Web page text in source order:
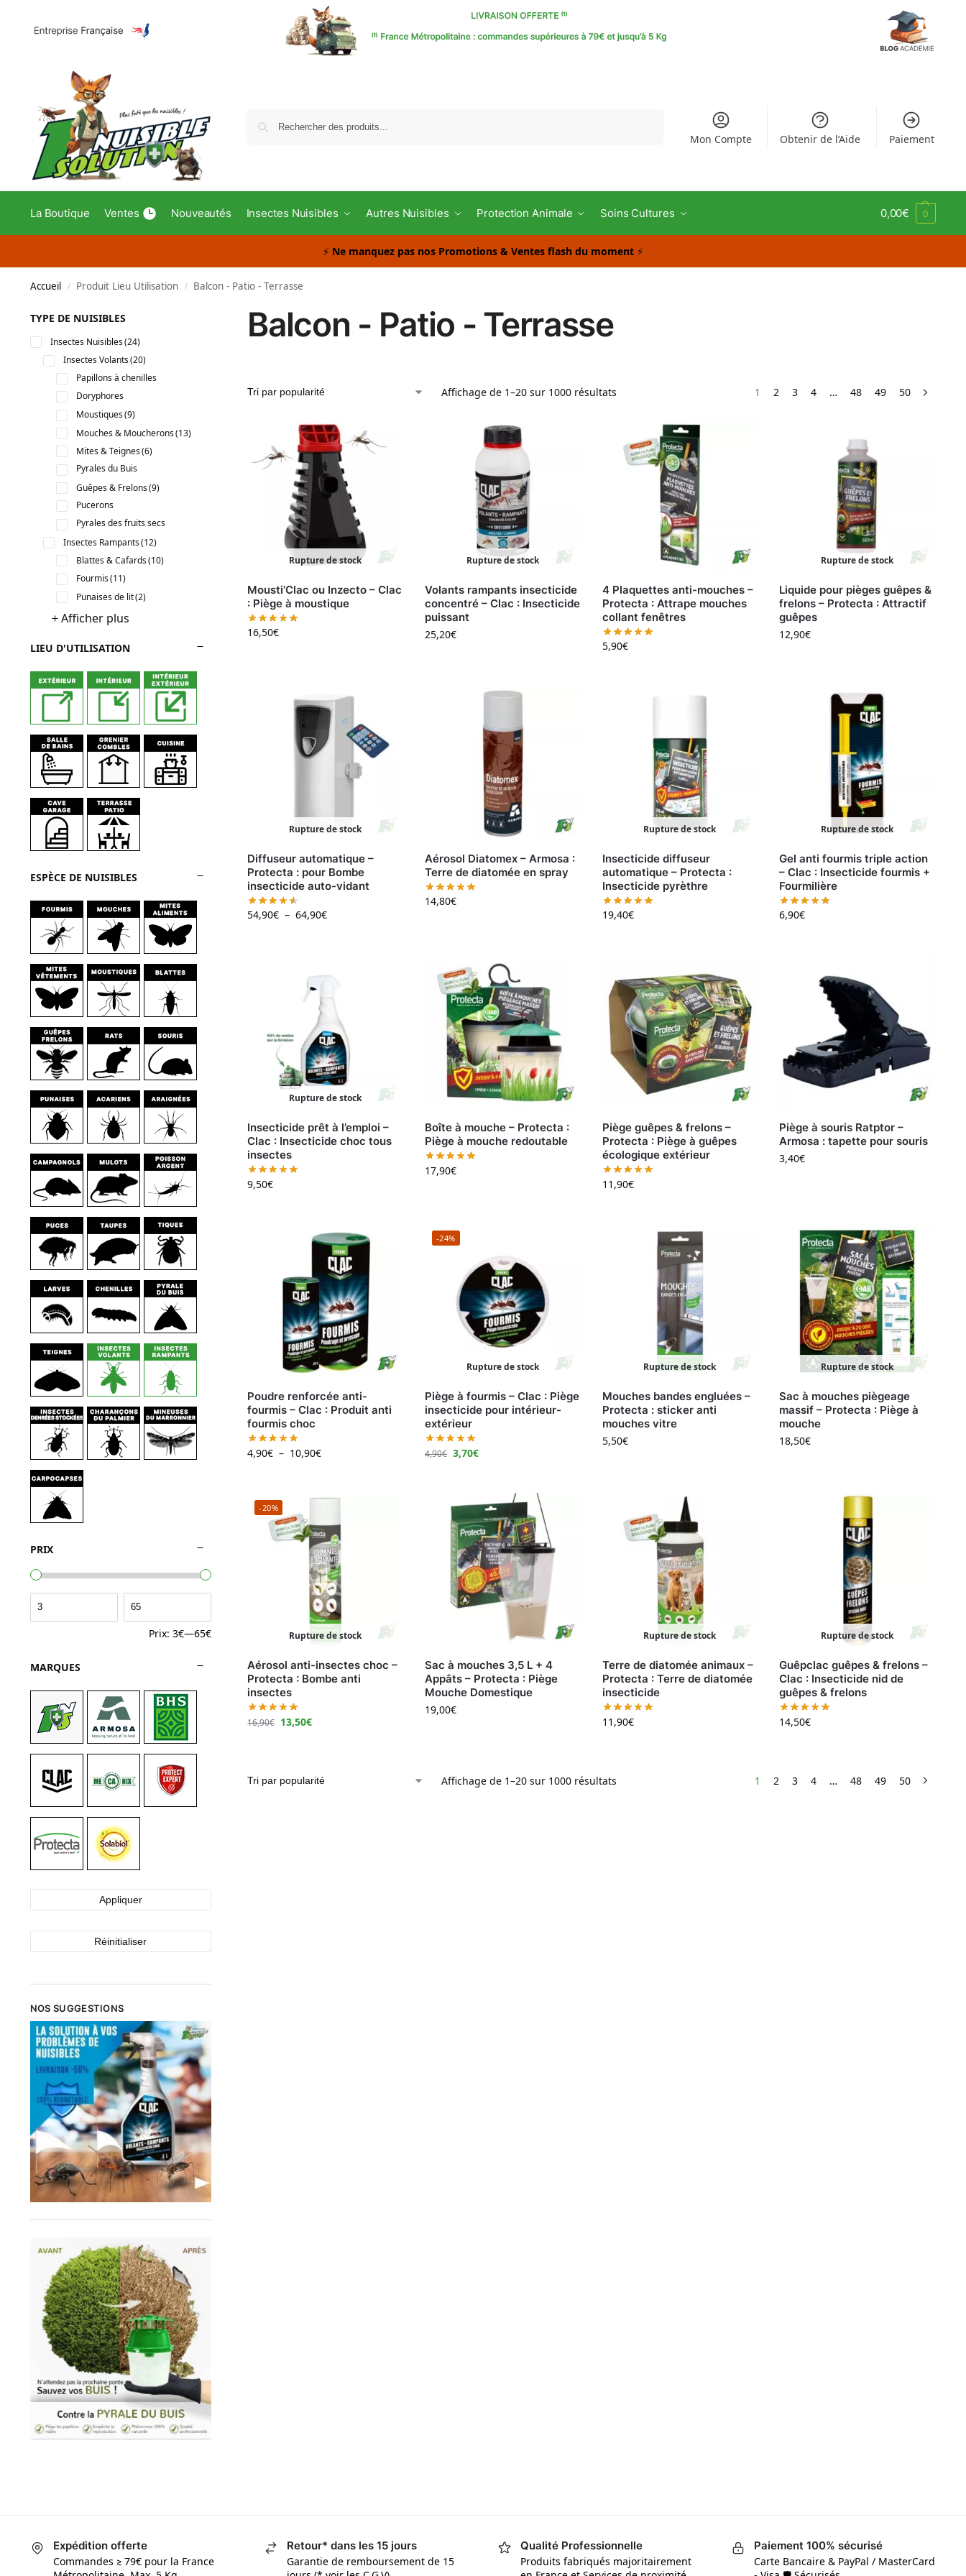
Mon Compte Obtenir de l’Aide Paiement
La Boutique Ventes Nouveautés Insectes Nuisibles Autres Nuisibles Protection Animale Soins Cultures 0,00€ 0
⚡ Ne manquez pas nos Promotions & Ventes flash du moment ⚡
Accueil / Produit Lieu Utilisation / Balcon - Patio - Terrasse
Balcon - Patio - Terrasse
Affichage de 1–20 sur 1000 résultats 1 2 3 4 … 48 49 50
Rupture de stock
Mousti’Clac ou Inzecto – Clac
: Piège à moustique
16,50€
Rupture de stock
Volants rampants insecticide
concentré – Clac : Insecticide
puissant
25,20€
4 Plaquettes anti-mouches –
Protecta : Attrape mouches
collant fenêtres
5,90€
Rupture de stock
Liquide pour pièges guêpes &
frelons – Protecta : Attractif
guêpes
12,90€
Rupture de stock
Diffuseur automatique –
Protecta : pour Bombe
insecticide auto-vidant
54,90€ – 64,90€
Aérosol Diatomex – Armosa :
Terre de diatomée en spray
14,80€
Rupture de stock
Insecticide diffuseur
automatique – Protecta :
Insecticide pyrèthre
19,40€
Rupture de stock
Gel anti fourmis triple action
– Clac : Insecticide fourmis +
Fourmilière
6,90€
Rupture de stock
Insecticide prêt à l’emploi –
Clac : Insecticide choc tous
insectes
9,50€
Boîte à mouche – Protecta :
Piège à mouche redoutable
17,90€
Piège guêpes & frelons –
Protecta : Piège à guêpes
écologique extérieur
11,90€
Piège à souris Ratptor –
Armosa : tapette pour souris
3,40€
Poudre renforcée anti-
fourmis – Clac : Produit anti
fourmis choc
4,90€ – 10,90€
-24%
Rupture de stock
Piège à fourmis – Clac : Piège
insecticide pour intérieur-
extérieur
4,90€ 3,70€
Rupture de stock
Mouches bandes engluées –
Protecta : sticker anti
mouches vitre
5,50€
Rupture de stock
Sac à mouches piègeage
massif – Protecta : Piège à
mouche
18,50€
-20%
Rupture de stock
Aérosol anti-insectes choc –
Protecta : Bombe anti
insectes
16,90€ 13,50€
Sac à mouches 3,5 L + 4
Appâts – Protecta : Piège
Mouche Domestique
19,00€
Rupture de stock
Terre de diatomée animaux –
Protecta : Terre de diatomée
insecticide
11,90€
Rupture de stock
Guêpclac guêpes & frelons –
Clac : Insecticide nid de
guêpes & frelons
14,50€
Affichage de 1–20 sur 1000 résultats 1 2 3 4 … 48 49 50
TYPE DE NUISIBLES
Insectes Nuisibles(24)
Insectes Volants(20)
Papillons à chenilles
Doryphores
Moustiques(9)
Mouches & Moucherons(13)
Mites & Teignes(6)
Pyrales du Buis
Guêpes & Frelons(9)
Pucerons
Pyrales des fruits secs
Insectes Rampants(12)
Blattes & Cafards(10)
Fourmis(11)
Punaises de lit(2)
Afficher plus
LIEU D'UTILISATION
ESPÈCE DE NUISIBLES
PRIX
Prix: 3€—65€
MARQUES
Appliquer
Réinitialiser
NOS SUGGESTIONS
Expédition offerte
Commandes ≥ 79€ pour la France
Retour* dans les 15 jours
Garantie de remboursement de 15
Qualité Professionnelle
Produits fabriqués majoritairement
Paiement 100% sécurisé
Carte Bancaire & PayPal / MasterCard